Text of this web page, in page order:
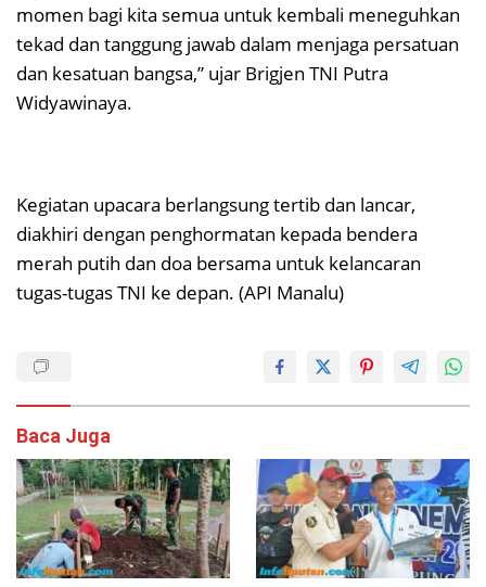
momen bagi kita semua untuk kembali meneguhkan
tekad dan tanggung jawab dalam menjaga persatuan
dan kesatuan bangsa,” ujar Brigjen TNI Putra
Widyawinaya.
Kegiatan upacara berlangsung tertib dan lancar,
diakhiri dengan penghormatan kepada bendera
merah putih dan doa bersama untuk kelancaran
tugas-tugas TNI ke depan. (API Manalu)
Baca Juga